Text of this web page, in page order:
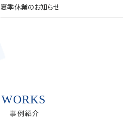
夏季休業のお知らせ
WORKS
事例紹介